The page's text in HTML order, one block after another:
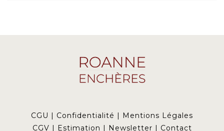
CGU Confidentialité
Mentions Légales
CGV
Estimation Newsletter Contact